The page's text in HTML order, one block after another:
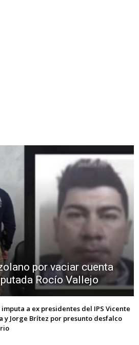
por vaciar cuenta
Rocío Vallejo
imputa a ex presidentes del IPS Vicente
y Jorge Brítez por presunto desfalco